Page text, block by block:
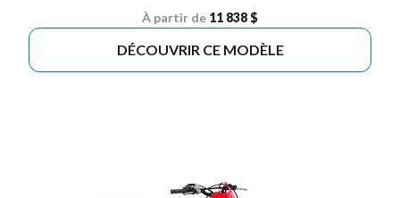
À partir de 11 838 $
DÉCOUVRIR CE MODÈLE